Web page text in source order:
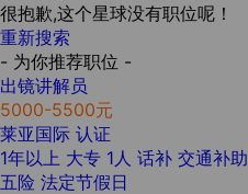
很抱歉,这个星球没有职位呢！
重新搜索
- 为你推荐职位 -
出镜讲解员
5000-5500元
莱亚国际 认证
1年以上 大专 1人 话补 交通补助
五险 法定节假日